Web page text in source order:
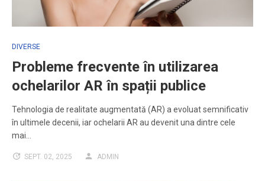
DIVERSE
Probleme frecvente în utilizarea
ochelarilor AR în spații publice
Tehnologia de realitate augmentată (AR) a evoluat semnificativ
în ultimele decenii, iar ochelarii AR au devenit una dintre cele
mai…
SEPT. 02, 2025 ADMIN